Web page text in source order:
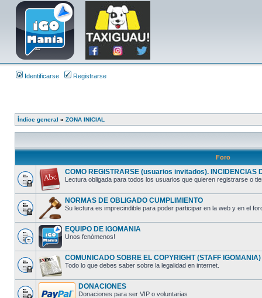
Identificarse Registrarse
Índice general » ZONA INICIAL
Foro
COMO REGISTRARSE (usuarios invitados).
Lectura obligada para todos los usuarios que quieren registrarse o
NORMAS DE OBLIGADO CUMPLIMIENTO
Su lectura es imprecindible para poder participar en la web y en el
EQUIPO DE IGOMANIA
Unos fenómenos!
COMUNICADO SOBRE EL COPYRIGHT (STAFF IGOMANIA)
Todo lo que debes saber sobre la legalidad en internet.
DONACIONES
Donaciones para ser VIP o voluntarias